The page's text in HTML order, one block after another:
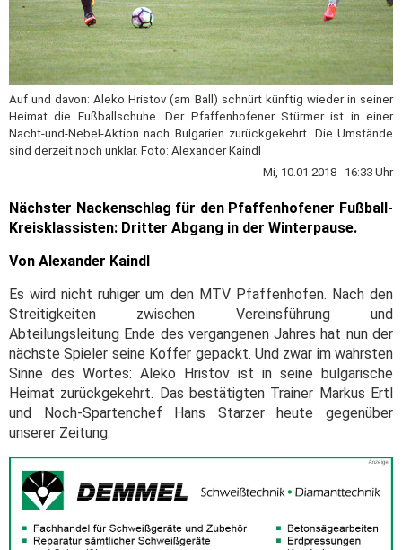
Auf und davon: Aleko Hristov (am Ball) schnürt künftig wieder in seiner
Heimat die Fußballschuhe. Der Pfaffenhofener Stürmer ist in einer
Nacht-und-Nebel-Aktion nach Bulgarien zurückgekehrt. Die Umstände
sind derzeit noch unklar. Foto: Alexander Kaindl
Mi, 10.01.2018 16:33 Uhr
Nächster Nackenschlag für den Pfaffenhofener Fußball-
Kreisklassisten: Dritter Abgang in der Winterpause.
Von Alexander Kaindl
Es wird nicht ruhiger um den MTV Pfaffenhofen. Nach den
Streitigkeiten zwischen Vereinsführung und
Abteilungsleitung Ende des vergangenen Jahres hat nun der
nächste Spieler seine Koffer gepackt. Und zwar im wahrsten
Sinne des Wortes: Aleko Hristov ist in seine bulgarische
Heimat zurückgekehrt. Das bestätigten Trainer Markus Ertl
und Noch-Spartenchef Hans Starzer heute gegenüber
unserer Zeitung.